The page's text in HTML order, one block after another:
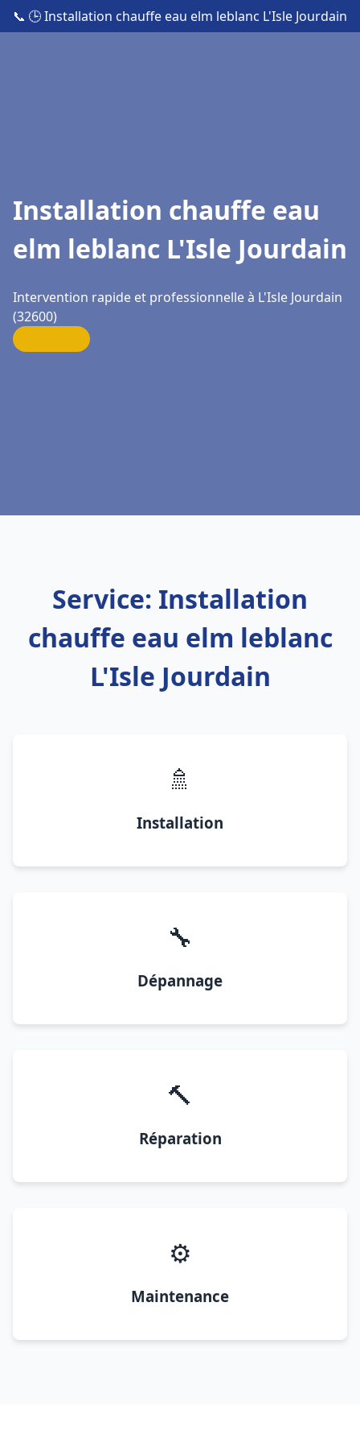
📞 🕒 Installation chauffe eau elm leblanc L'Isle Jourdain
Installation chauffe eau
elm leblanc L'Isle Jourdain
Intervention rapide et professionnelle à L'Isle Jourdain
(32600)
Service: Installation
chauffe eau elm leblanc
L'Isle Jourdain
🚿
Installation
🔧
Dépannage
🔨
Réparation
⚙️
Maintenance